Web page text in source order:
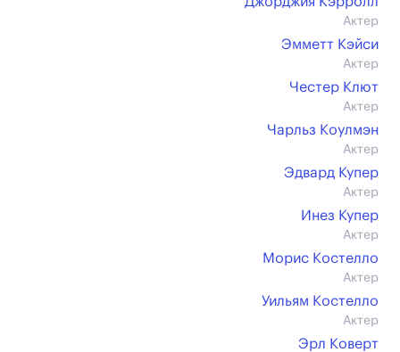
Актер
Эмметт Кэйси
Актер
Честер Клют
Актер
Чарльз Коулмэн
Актер
Эдвард Купер
Актер
Инез Купер
Актер
Морис Костелло
Актер
Уильям Костелло
Актер
Эрл Коверт